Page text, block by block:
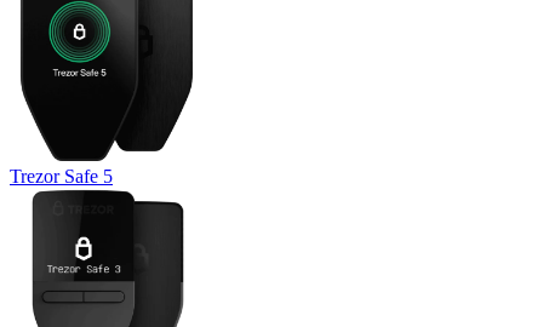
Trezor Safe 5